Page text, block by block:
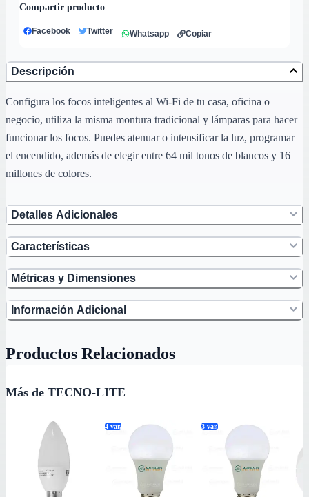
Compartir producto
Facebook Twitter Whatsapp Copiar
Descripción
Configura los focos inteligentes al Wi-Fi de tu casa, oficina o
negocio, utiliza la misma montura tradicional y lámparas para hacer
funcionar los focos. Puedes atenuar o intensificar la luz, programar
el encendido, además de elegir entre 64 mil tonos de blancos y 16
millones de colores.
Detalles Adicionales
Características
Métricas y Dimensiones
Información Adicional
Productos Relacionados
Más de TECNO-LITE
4 var. 3 var.